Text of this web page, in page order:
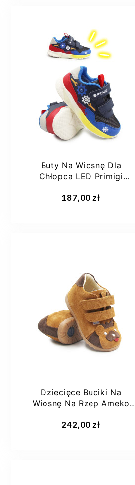
24 25
27
+4
Buty Na Wiosnę Dla
Chłopca LED Primigi
187,00 zł
24 28
Dziecięce Buciki Na
Wiosnę Na Rzep Ameko
242,00 zł